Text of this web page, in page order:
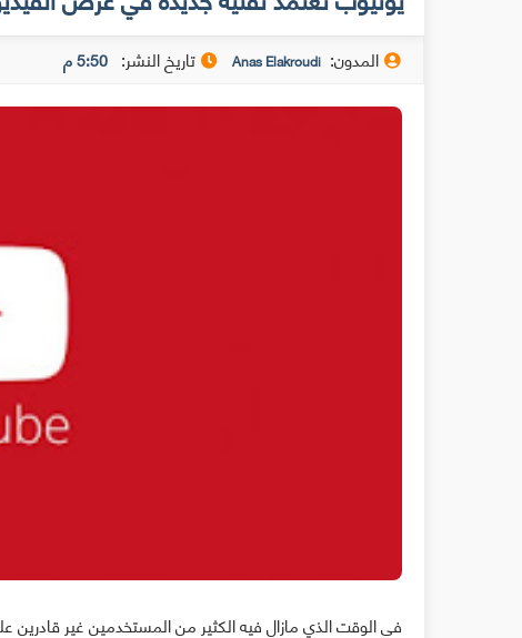
المدون: Anas Elakroudi تاريخ النشر: 5:50 م